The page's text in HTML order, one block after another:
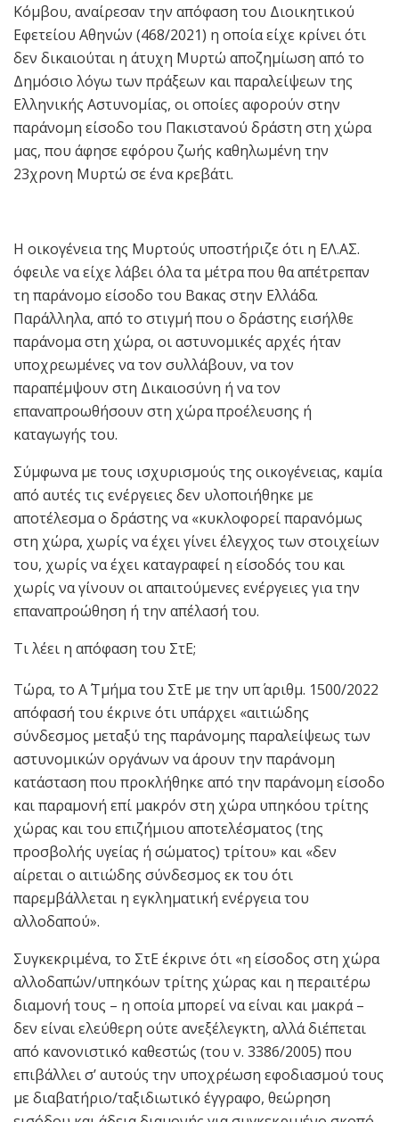
Κόμβου, αναίρεσαν την απόφαση του Διοικητικού
Εφετείου Αθηνών (468/2021) η οποία είχε κρίνει ότι
δεν δικαιούται η άτυχη Μυρτώ αποζημίωση από το
Δημόσιο λόγω των πράξεων και παραλείψεων της
Ελληνικής Αστυνομίας, οι οποίες αφορούν στην
παράνομη είσοδο του Πακιστανού δράστη στη χώρα
μας, που άφησε εφόρου ζωής καθηλωμένη την
23χρονη Μυρτώ σε ένα κρεβάτι.
Η οικογένεια της Μυρτούς υποστήριζε ότι η ΕΛ.ΑΣ.
όφειλε να είχε λάβει όλα τα μέτρα που θα απέτρεπαν
τη παράνομο είσοδο του Βακας στην Ελλάδα.
Παράλληλα, από το στιγμή που ο δράστης εισήλθε
παράνομα στη χώρα, οι αστυνομικές αρχές ήταν
υποχρεωμένες να τον συλλάβουν, να τον
παραπέμψουν στη Δικαιοσύνη ή να τον
επαναπροωθήσουν στη χώρα προέλευσης ή
καταγωγής του.
Σύμφωνα με τους ισχυρισμούς της οικογένειας, καμία
από αυτές τις ενέργειες δεν υλοποιήθηκε με
αποτέλεσμα ο δράστης να «κυκλοφορεί παρανόµως
στη χώρα, χωρίς να έχει γίνει έλεγχος των στοιχείων
του, χωρίς να έχει καταγραφεί η είσοδός του και
χωρίς να γίνουν οι απαιτούµενες ενέργειες για την
επαναπροώθηση ή την απέλασή του.
Τι λέει η απόφαση του ΣτΕ;
Τώρα, το Α΄ Τμήμα του ΣτΕ με την υπ΄ αριθμ. 1500/2022
απόφασή του έκρινε ότι υπάρχει «αιτιώδης
σύνδεσμος μεταξύ της παράνομης παραλείψεως των
αστυνομικών οργάνων να άρουν την παράνομη
κατάσταση που προκλήθηκε από την παράνομη είσοδο
και παραμονή επί μακρόν στη χώρα υπηκόου τρίτης
χώρας και του επιζήμιου αποτελέσματος (της
προσβολής υγείας ή σώματος) τρίτου» και «δεν
αίρεται ο αιτιώδης σύνδεσμος εκ του ότι
παρεμβάλλεται η εγκληματική ενέργεια του
αλλοδαπού».
Συγκεκριμένα, το ΣτΕ έκρινε ότι «η είσοδος στη χώρα
αλλοδαπών/υπηκόων τρίτης χώρας και η περαιτέρω
διαμονή τους – η οποία μπορεί να είναι και μακρά –
δεν είναι ελεύθερη ούτε ανεξέλεγκτη, αλλά διέπεται
από κανονιστικό καθεστώς (του ν. 3386/2005) που
επιβάλλει σ’ αυτούς την υποχρέωση εφοδιασμού τους
με διαβατήριο/ταξιδιωτικό έγγραφο, θεώρηση